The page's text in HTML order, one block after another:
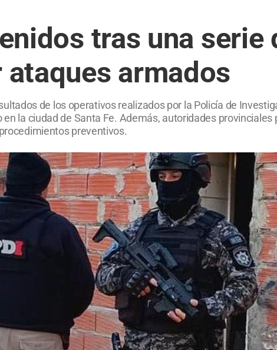
tras una serie
armados
de los operativos realizados por la Policía de
la ciudad de Santa Fe. Además, autoridades
preventivos.